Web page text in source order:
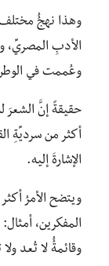
وهذا نهجُُ
الأدبِ المصريِّ،
وعُممت في
حقيقةً إنَّ الشعرَ
أكثر من سرديِّةِ
الإشارةَ إليه.
ويتضح الأمرُ
المفكرين،
وقائمةُُ لا تُعد